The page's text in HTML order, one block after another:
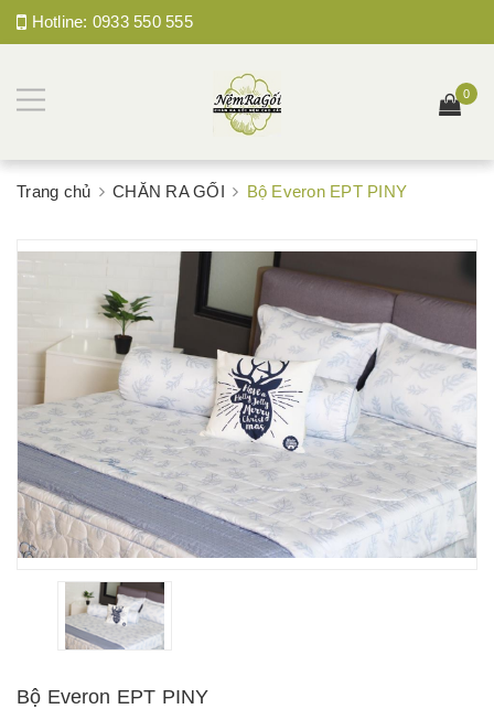
Hotline: 0933 550 555
0
Trang chủ CHĂN RA GỐI Bộ Everon EPT PINY
Bộ Everon EPT PINY